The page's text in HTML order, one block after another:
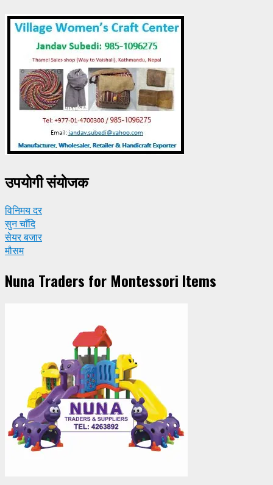
उपयाेगी संयाेजक
विनिमय दर
सुन चाँदि
सेयर बजार
मौसम
Nuna Traders for Montessori Items